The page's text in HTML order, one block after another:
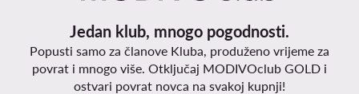
Jedan klub, mnogo pogodnosti.
Popusti samo za članove Kluba, produženo vrijeme za
povrat i mnogo više. Otključaj MODIVOclub GOLD i
ostvari povrat novca na svakoj kupnji!